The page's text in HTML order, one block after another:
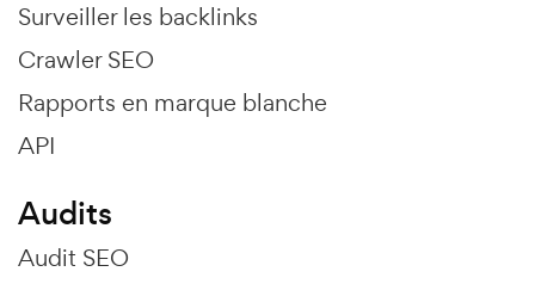
Surveiller les backlinks
Crawler SEO
Rapports en marque blanche
API
Audits
Audit SEO